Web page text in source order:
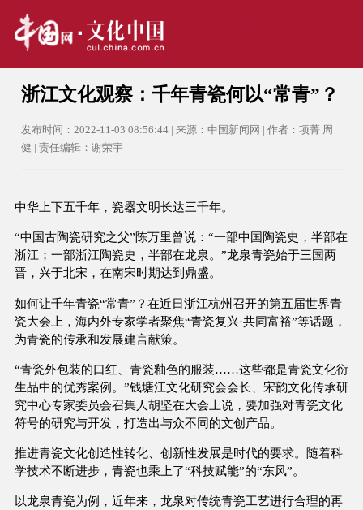
浙江文化观察：千年青瓷何以“常青”？
发布时间：2022-11-03 08:56:44 | 来源：中国新闻网 | 作者：项菁 周
健 | 责任编辑：谢荣宇
中华上下五千年，瓷器文明长达三千年。
“中国古陶瓷研究之父”陈万里曾说：“一部中国陶瓷史，半部在
浙江；一部浙江陶瓷史，半部在龙泉。”龙泉青瓷始于三国两
晋，兴于北宋，在南宋时期达到鼎盛。
如何让千年青瓷“常青”？在近日浙江杭州召开的第五届世界青
瓷大会上，海内外专家学者聚焦“青瓷复兴·共同富裕”等话题，
为青瓷的传承和发展建言献策。
“青瓷外包装的口红、青瓷釉色的服装……这些都是青瓷文化衍
生品中的优秀案例。”钱塘江文化研究会会长、宋韵文化传承研
究中心专家委员会召集人胡坚在大会上说，要加强对青瓷文化
符号的研究与开发，打造出与众不同的文创产品。
推进青瓷文化创造性转化、创新性发展是时代的要求。随着科
学技术不断进步，青瓷也乘上了“科技赋能”的“东风”。
以龙泉青瓷为例，近年来，龙泉对传统青瓷工艺进行合理的再